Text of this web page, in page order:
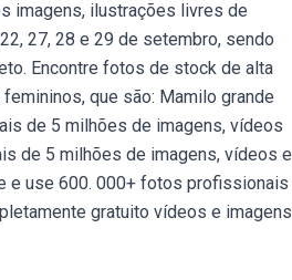
imagens, ilustrações livres de
27, 28 e 29 de setembro, sendo
Encontre fotos de stock de alta
que são: Mamilo grande
de 5 milhões de imagens, vídeos
de 5 milhões de imagens, vídeos e
e use 600. 000+ fotos profissionais
gratuito vídeos e imagens